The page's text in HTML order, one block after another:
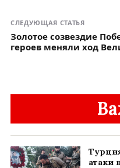
СЛЕДУЮЩАЯ СТАТЬЯ
Золотое созвездие
героев меняли ход
атаки